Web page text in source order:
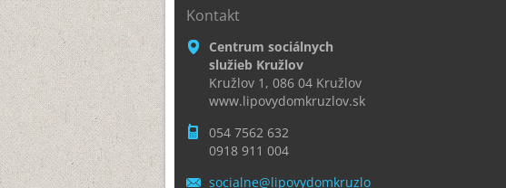
Kontakt
Centrum sociálnych
služieb Kružlov
Kružlov 1, 086 04 Kružlov
www.lipovydomkruzlov.sk
054 7562 632
0918 911 004
socialne@lipovydomkruzlo